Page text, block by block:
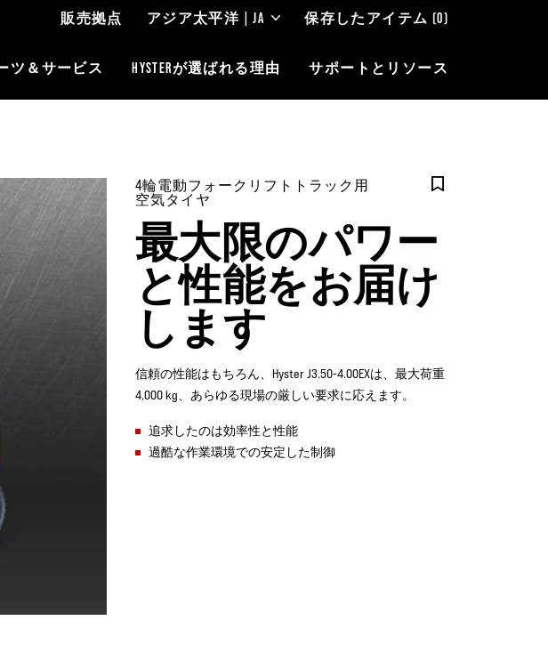
販売拠点 アジア太平洋 | JA 保存したアイテム (0)
ツ＆サービス HYSTERが選ばれる理由 サポートとリソース
4輪電動フォークリフトトラック用
空気タイヤ
最大限のパワー
と性能をお届け
します
信頼の性能はもちろん、Hyster J3.50-4.00EXは、最大荷重
4,000 kg、あらゆる現場の厳しい要求に応えます。
追求したのは効率性と性能
過酷な作業環境での安定した制御